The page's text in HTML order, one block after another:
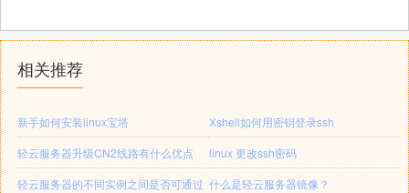
相关推荐
新手如何安装linux宝塔
Xshell如何用密钥登录ssh
轻云服务器升级CN2线路有什么优点
linux 更改ssh密码
轻云服务器的不同实例之间是否可通过 什么是轻云服务器镜像？